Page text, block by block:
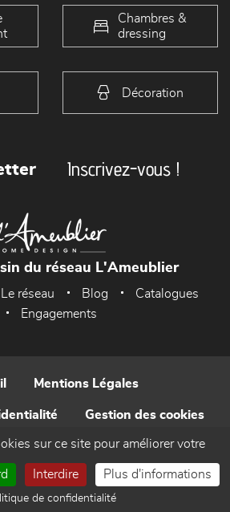
Chambres &
dressing
Décoration
Inscrivez-vous !
du réseau L'Ameublier
Le réseau Blog
Catalogues
Engagements
Mentions Légales
Gestion des cookies
Contact
par WEB Enseignes
sur ce site pour améliorer votre
Interdire Plus d'informations
de confidentialité